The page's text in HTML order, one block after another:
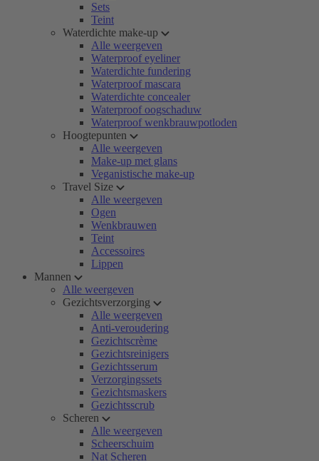
Sets
Teint
Waterdichte make-up
Alle weergeven
Waterproof eyeliner
Waterdichte fundering
Waterproof mascara
Waterdichte concealer
Waterproof oogschaduw
Waterproof wenkbrauwpotloden
Hoogtepunten
Alle weergeven
Make-up met glans
Veganistische make-up
Travel Size
Alle weergeven
Ogen
Wenkbrauwen
Teint
Accessoires
Lippen
Mannen
Alle weergeven
Gezichtsverzorging
Alle weergeven
Anti-veroudering
Gezichtscrème
Gezichtsreinigers
Gezichtsserum
Verzorgingssets
Gezichtsmaskers
Gezichtsscrub
Scheren
Alle weergeven
Scheerschuim
Nat Scheren